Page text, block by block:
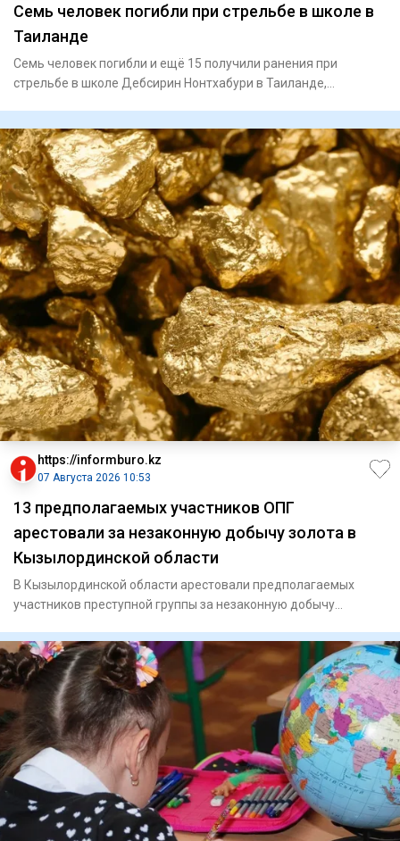
Семь человек погибли при стрельбе в школе в
Таиланде
Семь человек погибли и ещё 15 получили ранения при
стрельбе в школе Дебсирин Нонтхабури в Таиланде,
https://informburo.kz
07 Августа 2026 10:53
13 предполагаемых участников ОПГ
арестовали за незаконную добычу золота в
Кызылординской области
В Кызылординской области арестовали предполагаемых
участников преступной группы за незаконную добычу